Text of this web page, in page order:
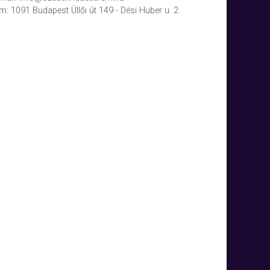
1091 Budapest Üllői út 149 - Dési Huber u. 2.